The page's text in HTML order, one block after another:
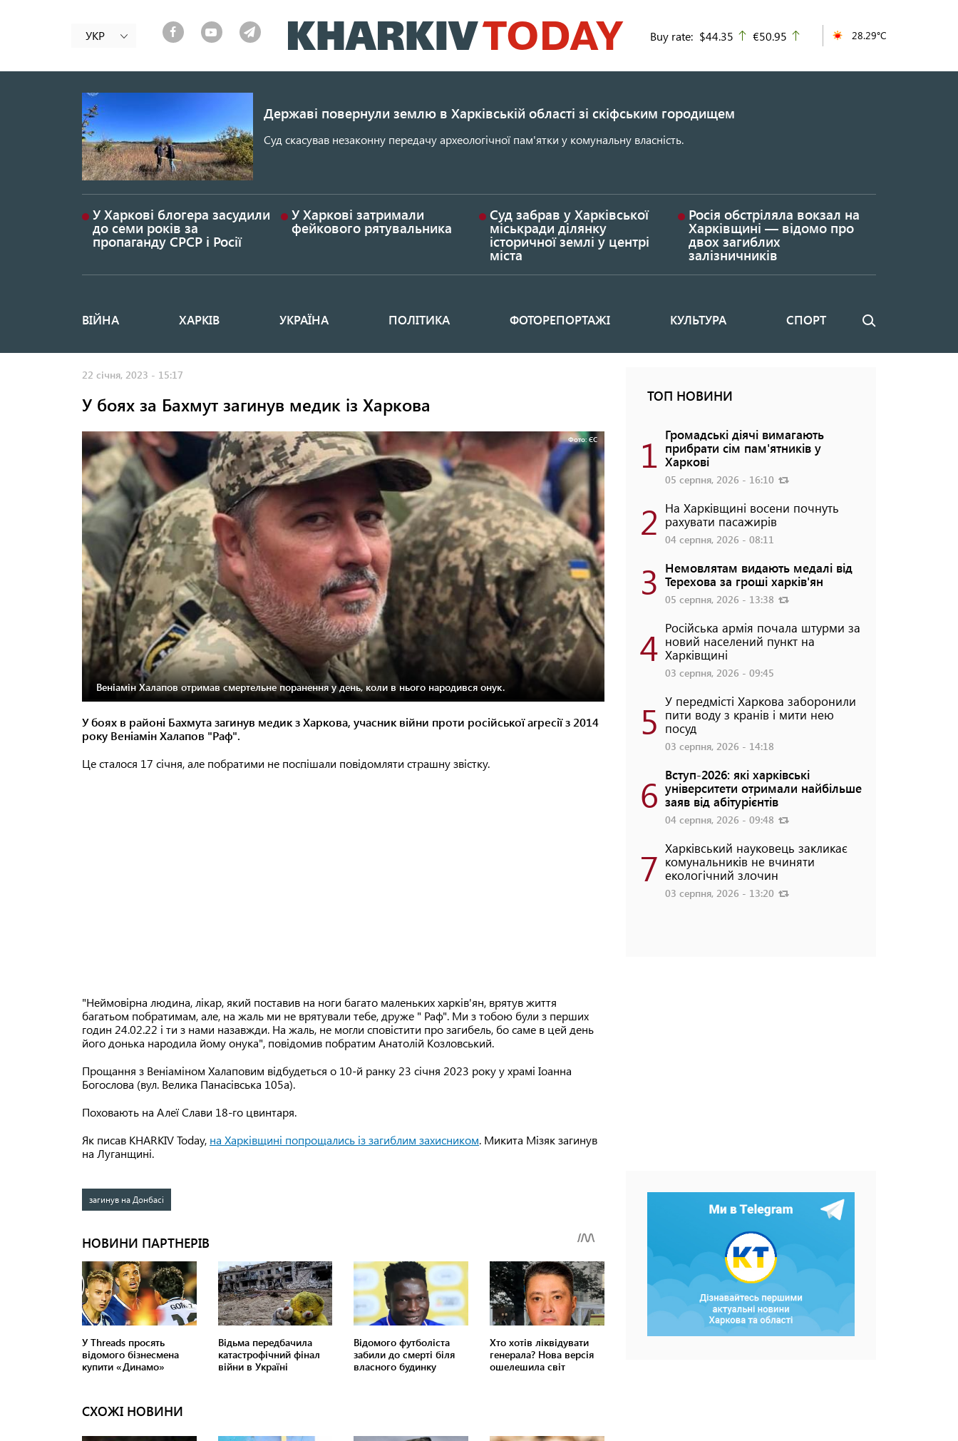
до
основного
УКР Buy rate: $44.35 up
€50.95 28.29°C
Державі повернули землю в Харківській області зі скіфським городищем
Суд скасував незаконну передачу археологічної пам'ятки у комунальну власність.
У Харкові блогера засудили
до семи років за
пропаганду СРСР і Росії
У Харкові затримали
фейкового рятувальника
Суд забрав у Харківської
міськради ділянку
історичної землі у центрі
міста
Росія обстріляла вокзал на
Харківщині — відомо про
двох загиблих
залізничників
Основная
ВІЙНА ХАРКІВ УКРАЇНА ПОЛІТИКА ФОТОРЕПОРТАЖІ КУЛЬТУРА СПОРТ Пошук
22 січня, 2023 - 15:17
У боях за Бахмут загинув медик із Харкова
Фото: ЄС
Веніамін Халапов отримав смертельне поранення у день, коли в нього народився онук.
У боях в районі Бахмута загинув медик з Харкова, учасник війни проти російської агресії з 2014
року Веніамін Халапов "Раф".
Це сталося 17 січня, але побратими не поспішали повідомляти страшну звістку.
"Неймовірна людина, лікар, який поставив на ноги багато маленьких харків'ян, врятув життя
багатьом побратимам, але, на жаль ми не врятували тебе, друже " Раф". Ми з тобою були з перших
годин 24.02.22 і ти з нами назавжди. На жаль, не могли сповістити про загибель, бо саме в цей день
його донька народила йому онука", повідомив побратим Анатолій Козловський.
Прощання з Веніаміном Халаповим відбудеться о 10-й ранку 23 січня 2023 року у храмі Іоанна
Богослова (вул. Велика Панасівська 105а).
Поховають на Алеї Слави 18-го цвинтаря.
Як писав KHARKIV Today, на Харківщині попрощались із загиблим захисником. Микита Мізяк загинув
на Луганщині.
загинув на Донбасі
СХОЖІ НОВИНИ
ТОП НОВИНИ
1 Громадські діячі вимагають
прибрати сім пам'ятників у
Харкові
05 серпня, 2026 - 16:10
2 На Харківщині восени почнуть
рахувати пасажирів
04 серпня, 2026 - 08:11
3 Немовлятам видають медалі від
Терехова за гроші харків'ян
05 серпня, 2026 - 13:38
4 Російська армія почала штурми за
новий населений пункт на
Харківщині
03 серпня, 2026 - 09:45
5 У передмісті Харкова заборонили
пити воду з кранів і мити нею
посуд
03 серпня, 2026 - 14:18
6 Вступ-2026: які харківські
університети отримали найбільше
заяв від абітурієнтів
04 серпня, 2026 - 09:48
7 Харківський науковець закликає
комунальників не вчиняти
екологічний злочин
03 серпня, 2026 - 13:20